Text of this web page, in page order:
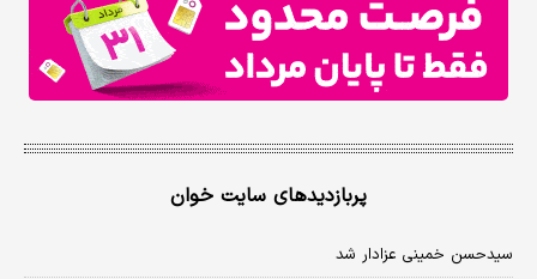
پربازدیدهای سایت خوان
سیدحسن خمینی عزادار شد